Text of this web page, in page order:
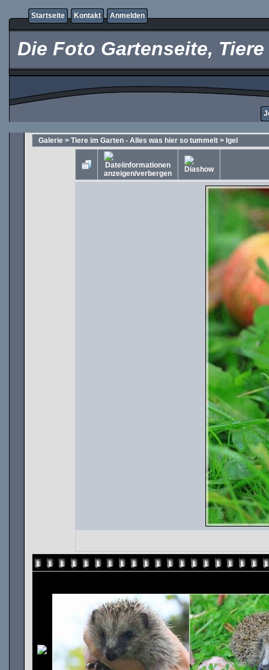
Startseite Kontakt Anmelden
Die Foto Gartenseite,
Galerie > Tiere im Garten - Alles was hier so tummelt > Igel